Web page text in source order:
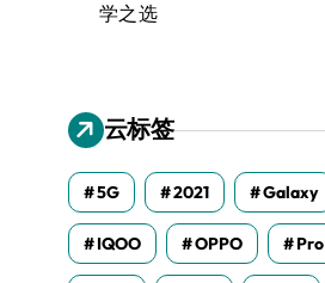
学之选
云标签
5G 2021 Galaxy
IQOO OPPO Pro